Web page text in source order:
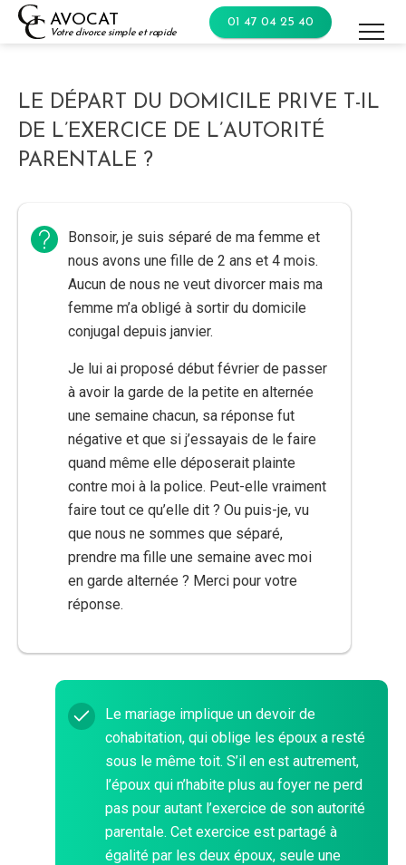
Skip
AVOCAT
Votre divorce simple et rapide
01 47 04 25 40
LE DÉPART DU DOMICILE PRIVE T-IL
DE L’EXERCICE DE L’AUTORITÉ
PARENTALE ?
Bonsoir, je suis séparé de ma femme et
nous avons une fille de 2 ans et 4 mois.
Aucun de nous ne veut divorcer mais ma
femme m’a obligé à sortir du domicile
conjugal depuis janvier.
Je lui ai proposé début février de passer
à avoir la garde de la petite en alternée
une semaine chacun, sa réponse fut
négative et que si j’essayais de le faire
quand même elle déposerait plainte
contre moi à la police. Peut-elle vraiment
faire tout ce qu’elle dit ? Ou puis-je, vu
que nous ne sommes que séparé,
prendre ma fille une semaine avec moi
en garde alternée ? Merci pour votre
réponse.
Le mariage implique un devoir de
cohabitation, qui oblige les époux a resté
sous le même toit. S’il en est autrement,
l’époux qui n’habite plus au foyer ne perd
pas pour autant l’exercice de son autorité
parentale. Cet exercice est partagé à
égalité par les deux époux, seule une